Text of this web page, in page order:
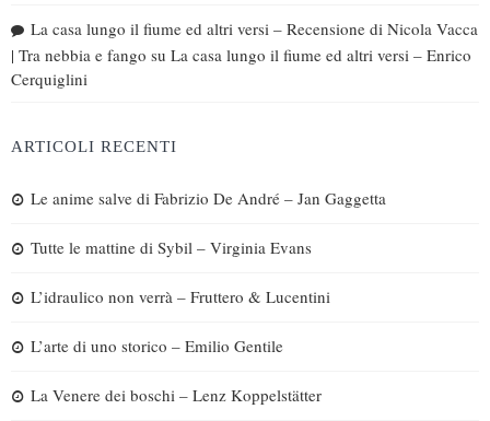
La casa lungo il fiume ed altri versi – Recensione di Nicola Vacca
| Tra nebbia e fango su La casa lungo il fiume ed altri versi – Enrico
Cerquiglini
ARTICOLI RECENTI
Le anime salve di Fabrizio De André – Jan Gaggetta
Tutte le mattine di Sybil – Virginia Evans
L’idraulico non verrà – Fruttero & Lucentini
L’arte di uno storico – Emilio Gentile
La Venere dei boschi – Lenz Koppelstätter